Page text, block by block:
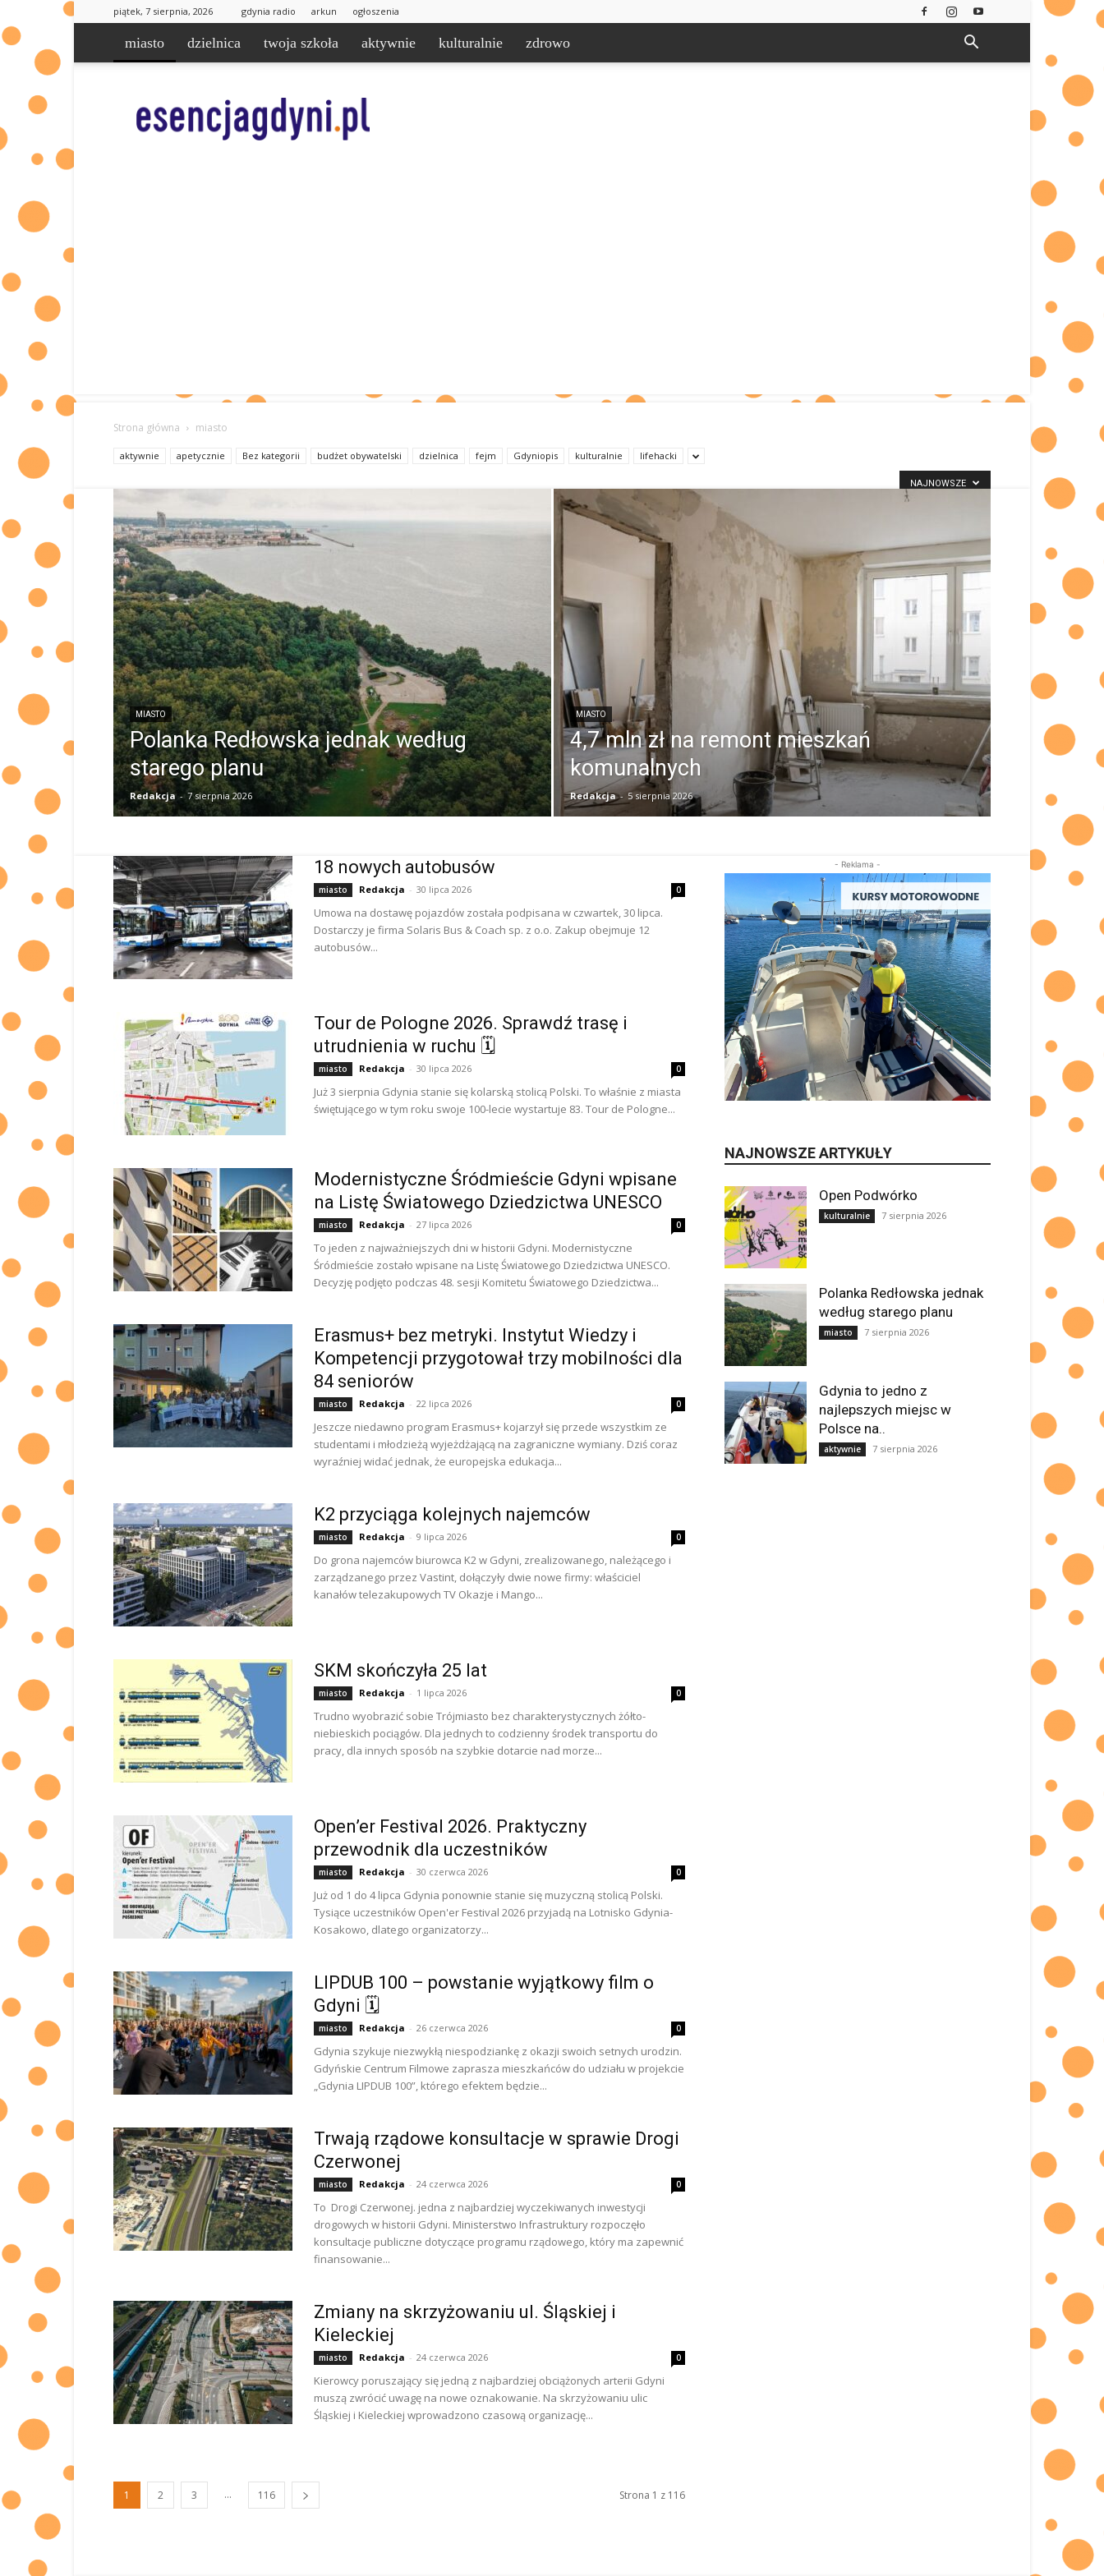
piątek, 7 sierpnia, 2026 gdynia radio arkun ogłoszenia
miasto dzielnica twoja szkoła aktywnie kulturalnie zdrowo
|
informacje
Strona główna miasto
aktywnie apetycznie Bez kategorii budżet obywatelski dzielnica fejm Gdyniopis kulturalnie lifehacki
NAJNOWSZE
MIASTO
Polanka Redłowska jednak według
starego planu
Redakcja - 7 sierpnia 2026
MIASTO
4,7 mln zł na remont mieszkań
komunalnych
Redakcja - 5 sierpnia 2026
18 nowych autobusów
miasto Redakcja - 30 lipca 2026 0
Umowa na dostawę pojazdów została podpisana w czwartek, 30 lipca.
Dostarczy je firma Solaris Bus & Coach sp. z o.o. Zakup obejmuje 12
autobusów...
Tour de Pologne 2026. Sprawdź trasę i
utrudnienia w ruchu 🗓
miasto Redakcja - 30 lipca 2026 0
Już 3 sierpnia Gdynia stanie się kolarską stolicą Polski. To właśnie z miasta
świętującego w tym roku swoje 100-lecie wystartuje 83. Tour de Pologne...
Modernistyczne Śródmieście Gdyni wpisane
na Listę Światowego Dziedzictwa UNESCO
miasto Redakcja - 27 lipca 2026 0
To jeden z najważniejszych dni w historii Gdyni. Modernistyczne
Śródmieście zostało wpisane na Listę Światowego Dziedzictwa UNESCO.
Decyzję podjęto podczas 48. sesji Komitetu Światowego Dziedzictwa...
Erasmus+ bez metryki. Instytut Wiedzy i
Kompetencji przygotował trzy mobilności dla
84 seniorów
miasto Redakcja - 22 lipca 2026 0
Jeszcze niedawno program Erasmus+ kojarzył się przede wszystkim ze
studentami i młodzieżą wyjeżdżającą na zagraniczne wymiany. Dziś coraz
wyraźniej widać jednak, że europejska edukacja...
K2 przyciąga kolejnych najemców
miasto Redakcja - 9 lipca 2026 0
Do grona najemców biurowca K2 w Gdyni, zrealizowanego, należącego i
zarządzanego przez Vastint, dołączyły dwie nowe firmy: właściciel
kanałów telezakupowych TV Okazje i Mango...
SKM skończyła 25 lat
miasto Redakcja - 1 lipca 2026 0
Trudno wyobrazić sobie Trójmiasto bez charakterystycznych żółto-
niebieskich pociągów. Dla jednych to codzienny środek transportu do
pracy, dla innych sposób na szybkie dotarcie nad morze...
Open’er Festival 2026. Praktyczny
przewodnik dla uczestników
miasto Redakcja - 30 czerwca 2026 0
Już od 1 do 4 lipca Gdynia ponownie stanie się muzyczną stolicą Polski.
Tysiące uczestników Open'er Festival 2026 przyjadą na Lotnisko Gdynia-
Kosakowo, dlatego organizatorzy...
LIPDUB 100 – powstanie wyjątkowy film o
Gdyni 🗓
miasto Redakcja - 26 czerwca 2026 0
Gdynia szykuje niezwykłą niespodziankę z okazji swoich setnych urodzin.
Gdyńskie Centrum Filmowe zaprasza mieszkańców do udziału w projekcie
„Gdynia LIPDUB 100”, którego efektem będzie...
Trwają rządowe konsultacje w sprawie Drogi
Czerwonej
miasto Redakcja - 24 czerwca 2026 0
To Drogi Czerwonej. jedna z najbardziej wyczekiwanych inwestycji
drogowych w historii Gdyni. Ministerstwo Infrastruktury rozpoczęło
konsultacje publiczne dotyczące programu rządowego, który ma zapewnić
finansowanie...
Zmiany na skrzyżowaniu ul. Śląskiej i
Kieleckiej
miasto Redakcja - 24 czerwca 2026 0
Kierowcy poruszający się jedną z najbardziej obciążonych arterii Gdyni
muszą zwrócić uwagę na nowe oznakowanie. Na skrzyżowaniu ulic
Śląskiej i Kieleckiej wprowadzono czasową organizację...
1 2 3 ... 116 Strona 1 z 116
- Reklama -
NAJNOWSZE ARTYKUŁY
Open Podwórko
kulturalnie 7 sierpnia 2026
Polanka Redłowska jednak
według starego planu
miasto 7 sierpnia 2026
Gdynia to jedno z
najlepszych miejsc w
Polsce na..
aktywnie 7 sierpnia 2026